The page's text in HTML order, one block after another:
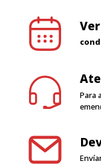
Para